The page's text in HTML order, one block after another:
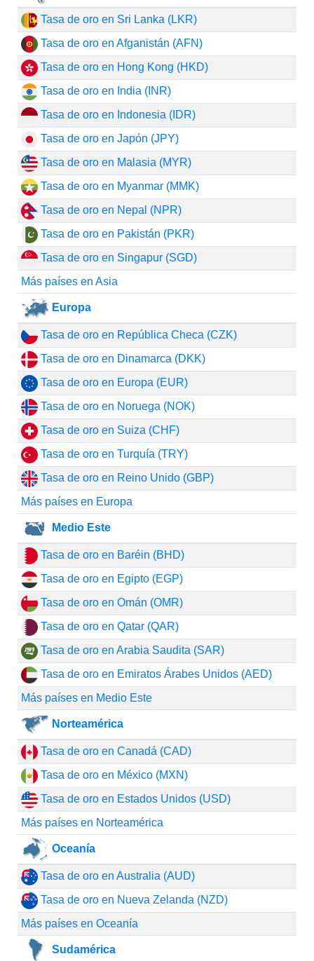
Tasa de oro en Sri Lanka (LKR)
Tasa de oro en Afganistán (AFN)
Tasa de oro en Hong Kong (HKD)
Tasa de oro en India (INR)
Tasa de oro en Indonesia (IDR)
Tasa de oro en Japón (JPY)
Tasa de oro en Malasia (MYR)
Tasa de oro en Myanmar (MMK)
Tasa de oro en Nepal (NPR)
Tasa de oro en Pakistán (PKR)
Tasa de oro en Singapur (SGD)
Más países en Asia
Europa
Tasa de oro en República Checa (CZK)
Tasa de oro en Dinamarca (DKK)
Tasa de oro en Europa (EUR)
Tasa de oro en Noruega (NOK)
Tasa de oro en Suiza (CHF)
Tasa de oro en Turquía (TRY)
Tasa de oro en Reino Unido (GBP)
Más países en Europa
Medio Este
Tasa de oro en Baréin (BHD)
Tasa de oro en Egipto (EGP)
Tasa de oro en Omán (OMR)
Tasa de oro en Qatar (QAR)
Tasa de oro en Arabia Saudita (SAR)
Tasa de oro en Emiratos Árabes Unidos (AED)
Más países en Medio Este
Norteamérica
Tasa de oro en Canadá (CAD)
Tasa de oro en México (MXN)
Tasa de oro en Estados Unidos (USD)
Más países en Norteamérica
Oceanía
Tasa de oro en Australia (AUD)
Tasa de oro en Nueva Zelanda (NZD)
Más países en Oceanía
Sudamérica